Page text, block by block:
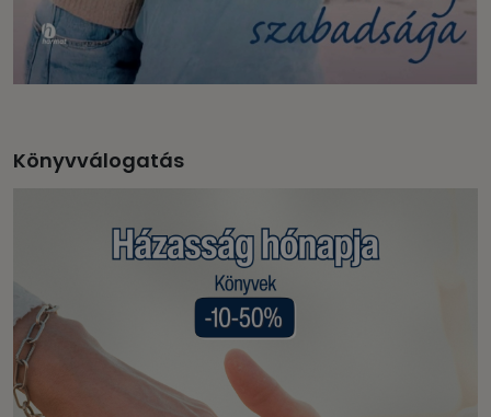
Könyvválogatás